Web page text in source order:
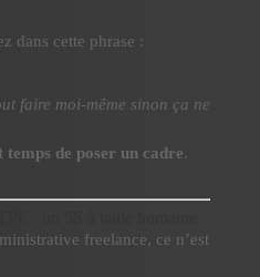
dans cette phrase :
faire moi-même sinon ça ne
de poser un cadre.
freelance, ce n’est